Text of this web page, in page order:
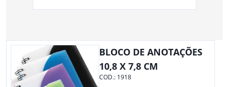
BLOCO DE ANOTAÇÕES
10,8 X 7,8 CM
COD.: 1918